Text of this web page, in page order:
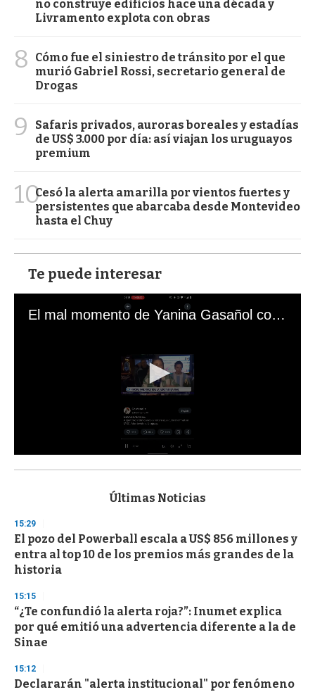
no construye edificios hace una década y
Livramento explota con obras
8
Cómo fue el siniestro de tránsito por el que
murió Gabriel Rossi, secretario general de
Drogas
9
Safaris privados, auroras boreales y estadías
de US$ 3.000 por día: así viajan los uruguayos
premium
10Cesó la alerta amarilla por vientos fuertes y
persistentes que abarcaba desde Montevideo
hasta el Chuy
Te puede interesar
El mal momento de Yanina Gasañol con un hincha argentino en "Subrayado"
s
d
s
o
f
3
s
e
o
n
s
Últimas Noticias
15:29
El pozo del Powerball escala a US$ 856 millones y
entra al top 10 de los premios más grandes de la
historia
15:15
“¿Te confundió la alerta roja?”: Inumet explica
por qué emitió una advertencia diferente a la de
Sinae
15:12
Declararán "alerta institucional" por fenómeno